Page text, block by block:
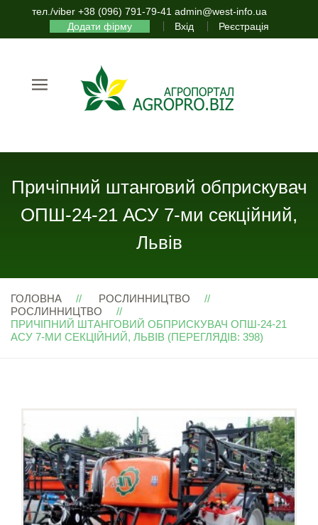
тел./viber +38 (096) 791-79-41 admin@west-info.ua
Додати фірму
Вхід Реєстрація
Причіпний штанговий обприскувач
ОПШ-24-21 АСУ 7-ми секційний,
Львів
ГОЛОВНА
РОСЛИННИЦТВО
РОСЛИННИЦТВО
ПРИЧІПНИЙ ШТАНГОВИЙ ОБПРИСКУВАЧ ОПШ-24-21
АСУ 7-МИ СЕКЦІЙНИЙ, ЛЬВІВ (ПЕРЕГЛЯДІВ: 398)